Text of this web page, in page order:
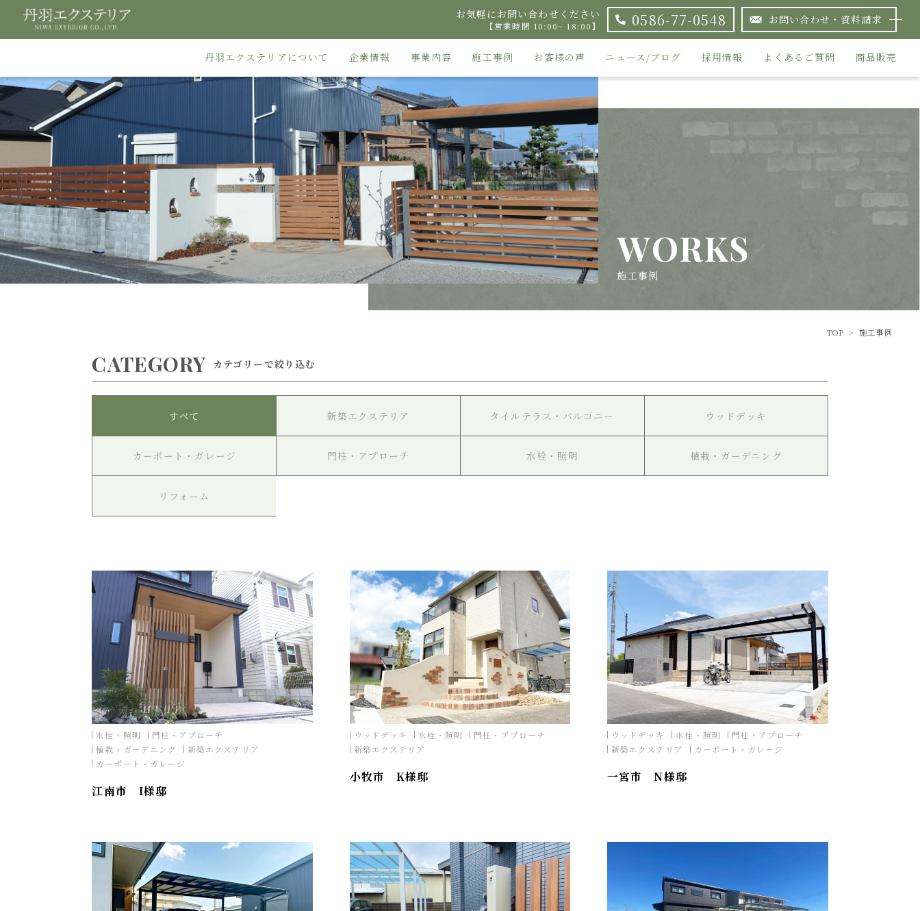
お気軽にお問い合わせください
【営業時間 10:00~ 18:00】 0586-77-0548 お問い合わせ・資料請求
丹羽エクステリアについて 企業情報 事業内容 施工事例 お客様の声 ニュース/ブログ 採用情報 よくあるご質問 商品販売
WORKS
施工事例
TOP > 施工事例
CATEGORY カテゴリーで絞り込む
すべて 新築エクステリア タイルテラス・バルコニー ウッドデッキ
カーポート・ガレージ 門柱・アプローチ 水栓・照明 植栽・ガーデニング
リフォーム
水栓・照明
門柱・アプローチ
植栽・ガーデニング
新築エクステリア
カーポート・ガレージ
江南市 I様邸
ウッドデッキ 水栓・照明
門柱・アプローチ
新築エクステリア
小牧市 K様邸
ウッドデッキ 水栓・照明
門柱・アプローチ
新築エクステリア
カーポート・ガレージ
一宮市 N様邸